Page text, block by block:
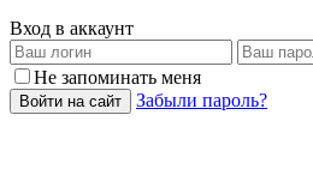
Вход в аккаунт
Не запоминать меня
Войти на сайт Забыли пароль?